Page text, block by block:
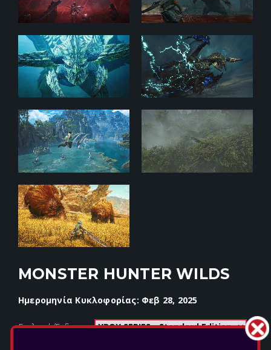
MONSTER HUNTER WILDS
Ημερομηνία Κυκλοφορίας: Φεβ 28, 2025
Επιλογή Έκδοσης: